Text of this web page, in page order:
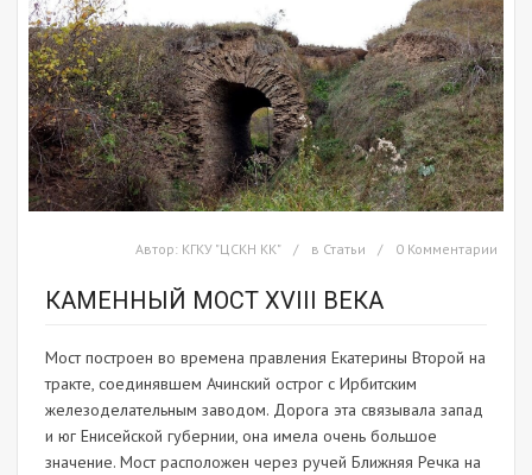
Автор: КГКУ "ЦСКН КК" в Статьи 0 Комментарии
КАМЕННЫЙ МОСТ XVIII ВЕКА
Мост построен во времена правления Екатерины Второй на
тракте, соединявшем Ачинский острог с Ирбитским
железоделательным заводом. Дорога эта связывала запад
и юг Енисейской губернии, она имела очень большое
значение. Мост расположен через ручей Ближняя Речка на